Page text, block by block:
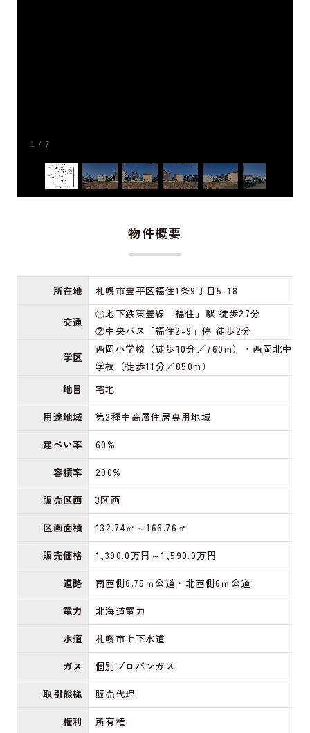
1 / 7
物件概要
所在地 札幌市豊平区福住1条9丁目5-18
交通
①地下鉄東豊線「福住」駅 徒歩27分
②中央バス「福住2-9」停 徒歩2分
学区
西岡小学校（徒歩10分／760m）・西岡北中
学校（徒歩11分／850m）
地目
宅地
用途地域
第2種中高層住居専用地域
建ぺい率
60%
容積率
200%
販売区画
3区画
区画面積
132.74㎡～166.76㎡
販売価格
1,390.0万円～1,590.0万円
道路
南西側8.75ｍ公道・北西側6ｍ公道
電力
北海道電力
水道
札幌市上下水道
ガス
個別プロパンガス
取引態様
販売代理
権利
所有権